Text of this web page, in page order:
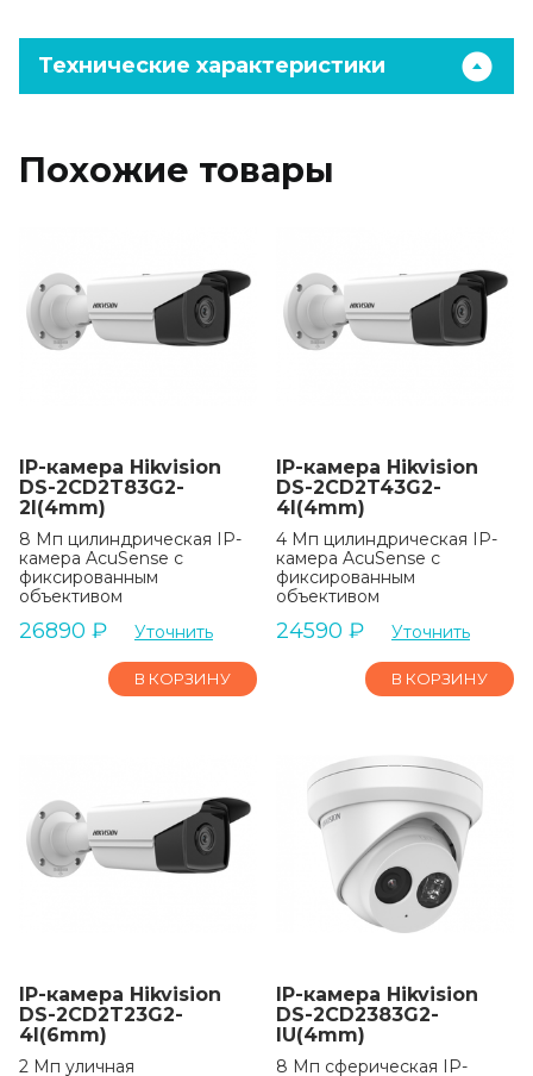
Технические характеристики
Похожие товары
IP-камера Hikvision
DS-2CD2T83G2-
2I(4mm)
8 Мп цилиндрическая IP-
камера AcuSense с
фиксированным
объективом
26890 ₽ Уточнить
В КОРЗИНУ
IP-камера Hikvision
DS-2CD2T43G2-
4I(4mm)
4 Мп цилиндрическая IP-
камера AcuSense с
фиксированным
объективом
24590 ₽ Уточнить
В КОРЗИНУ
IP-камера Hikvision
DS-2CD2T23G2-
4I(6mm)
2 Мп уличная
IP-камера Hikvision
DS-2CD2383G2-
IU(4mm)
8 Мп сферическая IP-